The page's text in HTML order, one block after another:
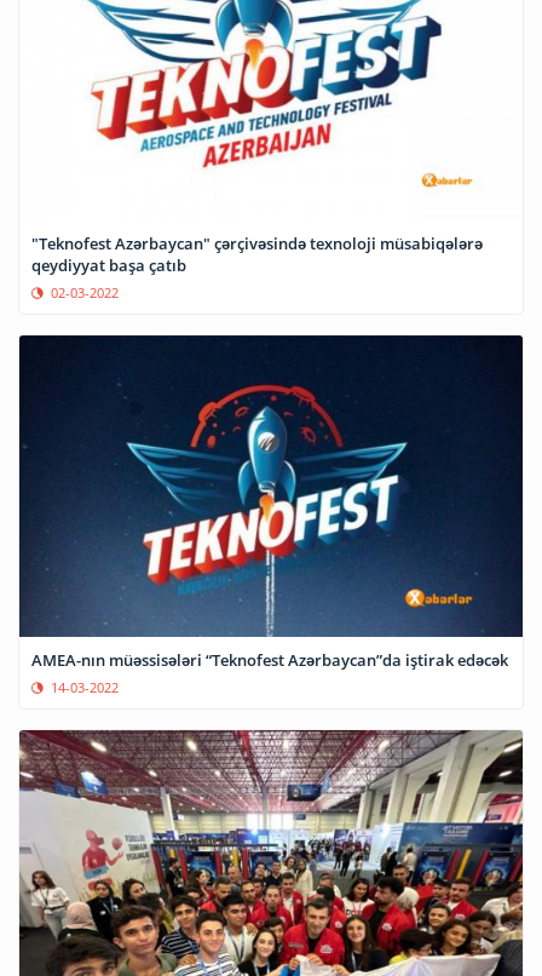
"Teknofest Azərbaycan" çərçivəsində texnoloji müsabiqələrə
qeydiyyat başa çatıb
02-03-2022
AMEA-nın müəssisələri “Teknofest Azərbaycan”da iştirak edəcək
14-03-2022